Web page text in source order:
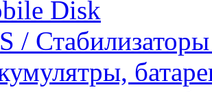
Disk
/